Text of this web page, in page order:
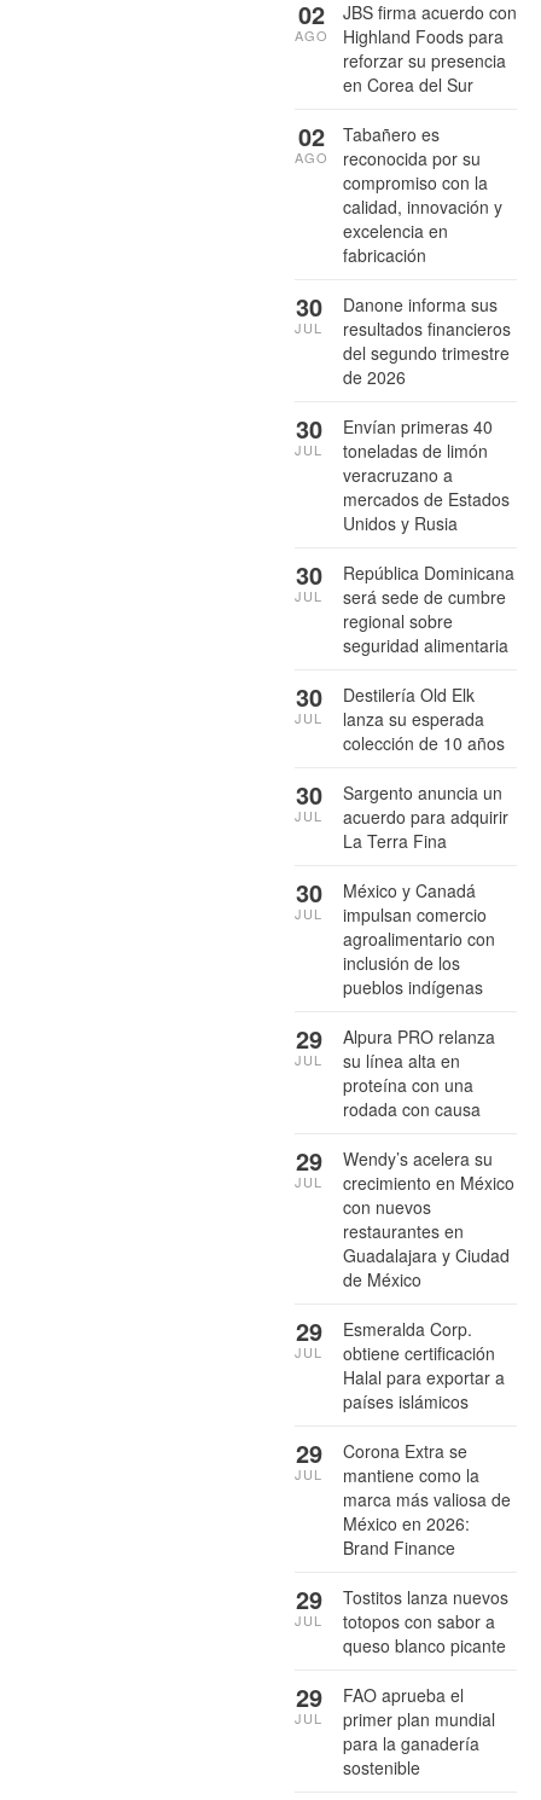
JBS firma acuerdo con
Highland Foods para
reforzar su presencia
en Corea del Sur
02
AGO
Tabañero es
reconocida por su
compromiso con la
calidad, innovación y
excelencia en
fabricación
02
AGO
Danone informa sus
resultados financieros
del segundo trimestre
de 2026
30
JUL
Envían primeras 40
toneladas de limón
veracruzano a
mercados de Estados
Unidos y Rusia
30
JUL
República Dominicana
será sede de cumbre
regional sobre
seguridad alimentaria
30
JUL
Destilería Old Elk
lanza su esperada
colección de 10 años
30
JUL
Sargento anuncia un
acuerdo para adquirir
La Terra Fina
30
JUL
México y Canadá
impulsan comercio
agroalimentario con
inclusión de los
pueblos indígenas
30
JUL
Alpura PRO relanza
su línea alta en
proteína con una
rodada con causa
29
JUL
Wendy’s acelera su
crecimiento en México
con nuevos
restaurantes en
Guadalajara y Ciudad
de México
29
JUL
Esmeralda Corp.
obtiene certificación
Halal para exportar a
países islámicos
29
JUL
Corona Extra se
mantiene como la
marca más valiosa de
México en 2026:
Brand Finance
29
JUL
Tostitos lanza nuevos
totopos con sabor a
queso blanco picante
29
JUL
FAO aprueba el
primer plan mundial
para la ganadería
sostenible
29
JUL